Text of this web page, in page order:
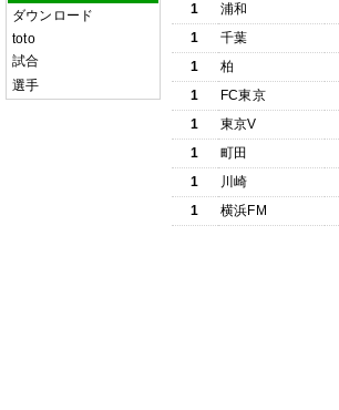
ダウンロード
toto
試合
選手
1
浦和
1
千葉
1
柏
1
FC東京
1
東京V
1
町田
1
川崎
1
横浜FM